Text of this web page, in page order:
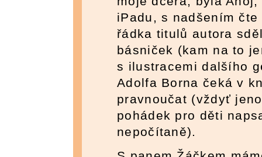
iPadu, s nadšením
řádka titulů autora
básniček (kam na to
s ilustracemi dalšího
Adolfa Borna čeká v
pravnoučat (vždyť
pohádek pro děti
nepočítaně).